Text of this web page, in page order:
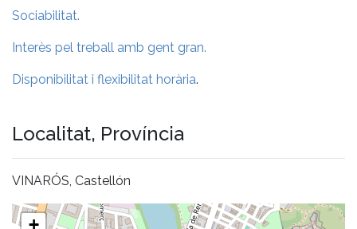
Sociabilitat.
Interès pel treball amb gent gran.
Disponibilitat i flexibilitat horària.
Localitat, Província
VINARÓS, Castellón
+